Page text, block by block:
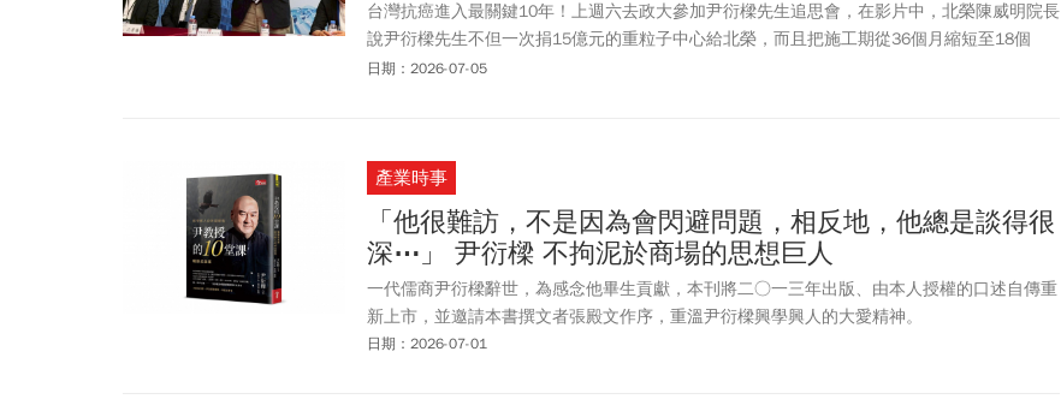
台灣抗癌進入最關鍵10年！上週六去政大參加尹衍樑先生追思會，在影片中，北榮陳威明院長
說尹衍樑先生不但一次捐15億元的重粒子中心給北榮，而且把施工期從36個月縮短至18個
月，只有一個附帶條件：要有2%的比率留給沒有能力付費的窮苦病人。
日期：2026-07-05
產業時事
「他很難訪，不是因為會閃避問題，相反地，他總是談得很
深⋯」 尹衍樑 不拘泥於商場的思想巨人
一代儒商尹衍樑辭世，為感念他畢生貢獻，本刊將二○一三年出版、由本人授權的口述自傳重
新上市，並邀請本書撰文者張殿文作序，重溫尹衍樑興學興人的大愛精神。
日期：2026-07-01